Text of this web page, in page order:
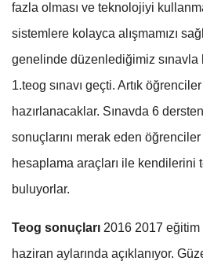
fazla olması ve teknolojiyi
sistemlere kolayca alışmamızı
genelinde düzenlediğimiz sınavla
1.teog sınavı geçti. Artık
hazırlanacaklar. Sınavda 6
sonuçlarını merak eden
hesaplama araçları ile kendilerini
buluyorlar.
Teog sonuçları 2016 2017 eğitim
haziran aylarında açıklanıyor.